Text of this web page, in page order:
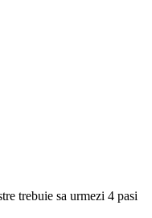
trebuie sa urmezi 4 pasi